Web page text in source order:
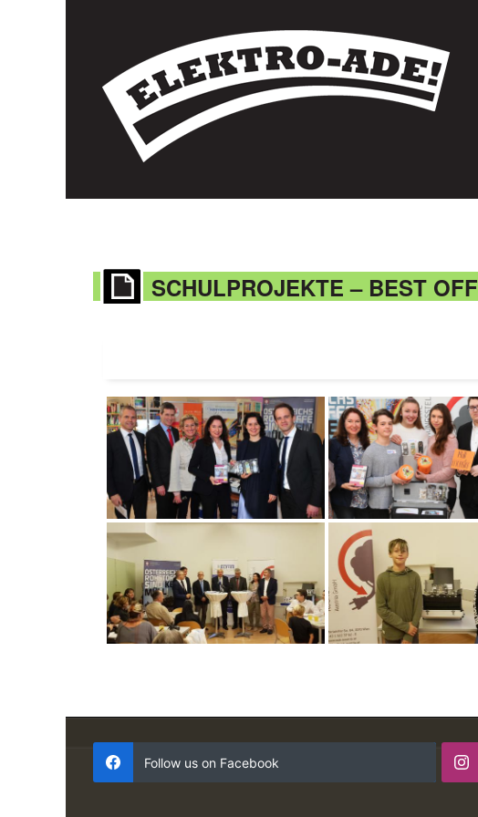
SCHULPROJEKTE – BEST OFF
Follow us on Facebook